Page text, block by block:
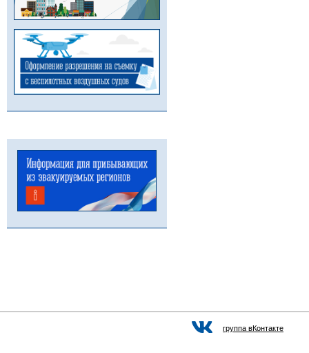
группа вКонтакте